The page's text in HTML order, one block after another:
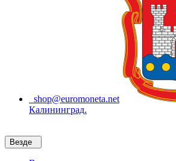
shop@euromoneta.net
Калининград.
Везде